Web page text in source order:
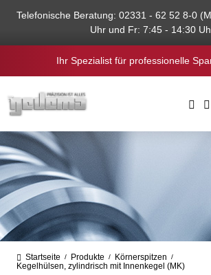
springen
Telefonische Beratung: 02331 - 62 52 8-0
Uhr und Fr: 7:45 - 14:30
Ihr Spezialist für professionelle
Startseite / Produkte / Körnerspitzen /
Kegelhülsen, zylindrisch mit Innenkegel (MK)